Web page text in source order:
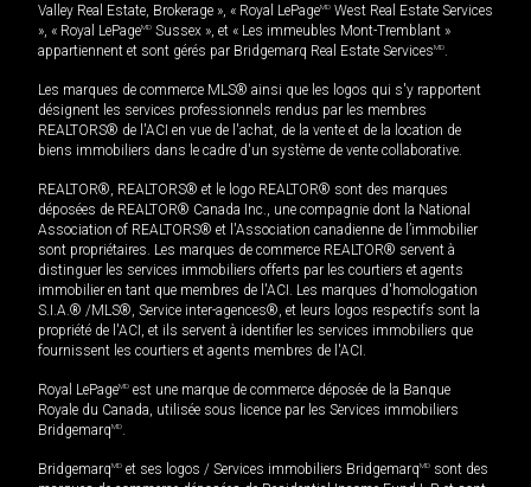
Valley Real Estate, Brokerage », « Royal LePageMD West Real Estate Services
», « Royal LePageMD Sussex », et « Les immeubles Mont-Tremblant »
appartiennent et sont gérés par Bridgemarq Real Estate ServicesMD.
Les marques de commerce MLS® ainsi que les logos qui s'y rapportent
désignent les services professionnels rendus par les membres
REALTORS® de l'ACI en vue de l'achat, de la vente et de la location de
biens immobiliers dans le cadre d'un système de vente collaborative.
REALTOR®, REALTORS® et le logo REALTOR® sont des marques
déposées de REALTOR® Canada Inc., une compagnie dont la National
Association of REALTORS® et l'Association canadienne de l’immobilier
sont propriétaires. Les marques de commerce REALTOR® servent à
distinguer les services immobiliers offerts par les courtiers et agents
immobilier en tant que membres de l'ACI. Les marques d'homologation
S.I.A.® /MLS®, Service inter-agences®, et leurs logos respectifs sont la
propriété de l'ACI, et ils servent à identifier les services immobiliers que
fournissent les courtiers et agents membres de l'ACI.
Royal LePageMD est une marque de commerce déposée de la Banque
Royale du Canada, utilisée sous licence par les Services immobiliers
BridgemarqMD.
BridgemarqMD et ses logos / Services immobiliers BridgemarqMD sont des